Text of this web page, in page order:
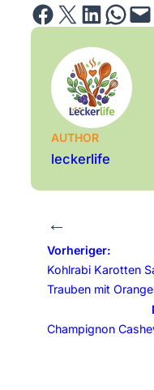
Share on Facebook Email this Page Share on LinkedIn Share on WhatsApp Email this Page
AUTHOR
leckerlife
←
Vorheriger:
Kohlrabi Karotten
Trauben mit
Champignon